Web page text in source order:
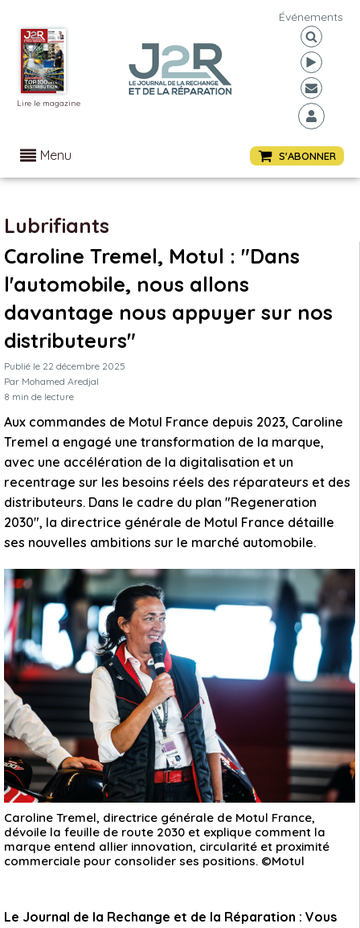
Lire le magazine
Événements
Menu S'ABONNER
Lubrifiants
Caroline Tremel, Motul : "Dans
l'automobile, nous allons
davantage nous appuyer sur nos
distributeurs"
Publié le 22 décembre 2025
Par Mohamed Aredjal
8 min de lecture
Aux commandes de Motul France depuis 2023, Caroline
Tremel a engagé une transformation de la marque,
avec une accélération de la digitalisation et un
recentrage sur les besoins réels des réparateurs et des
distributeurs. Dans le cadre du plan "Regeneration
2030", la directrice générale de Motul France détaille
ses nouvelles ambitions sur le marché automobile.
Caroline Tremel, directrice générale de Motul France,
dévoile la feuille de route 2030 et explique comment la
marque entend allier innovation, circularité et proximité
commerciale pour consolider ses positions. ©Motul
Le Journal de la Rechange et de la Réparation : Vous